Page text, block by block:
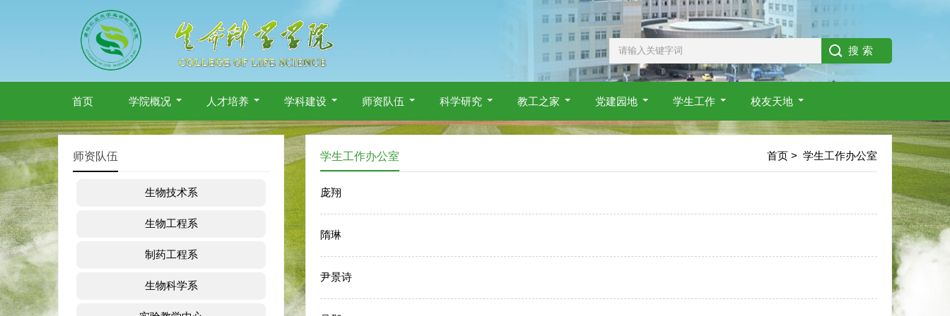
首页 学院概况 人才培养 学科建设 师资队伍 科学研究 教工之家 党建园地 学生工作 校友天地
首页 > 学生工作办公室
学生工作办公室
庞翔
隋琳
尹景诗
师资队伍
生物技术系
生物工程系
制药工程系
生物科学系